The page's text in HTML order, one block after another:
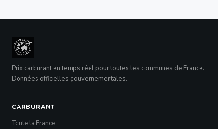
Prix carburant en temps réel pour toutes les communes de France.
Données officielles gouvernementales.
CARBURANT
Toute la France